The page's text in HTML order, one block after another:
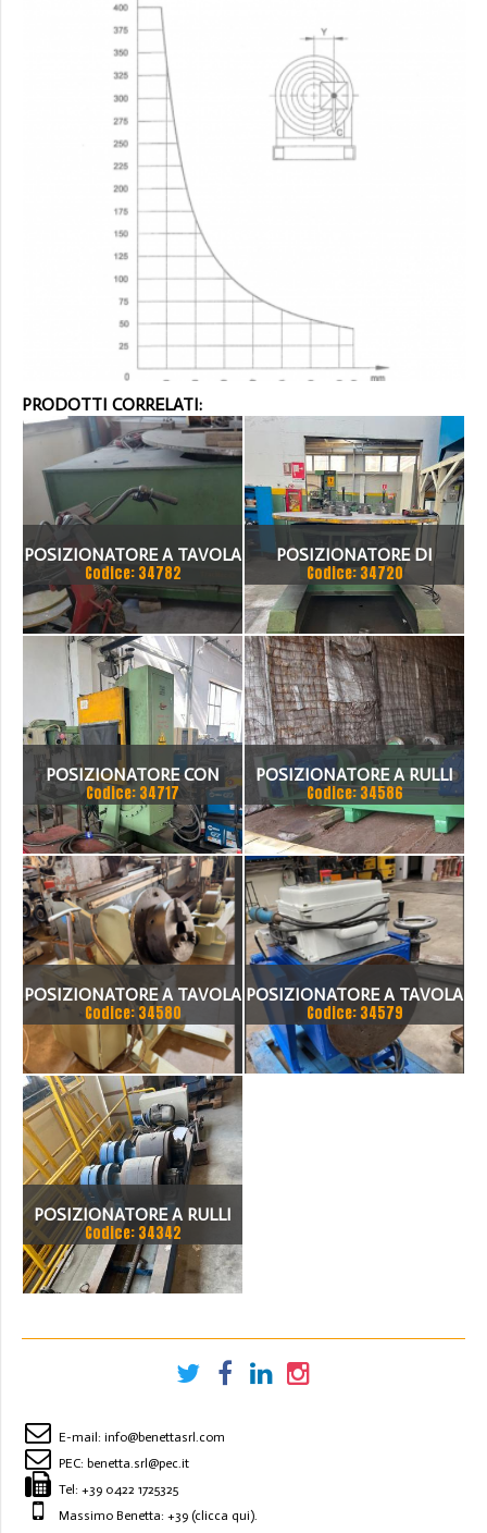
PRODOTTI CORRELATI:
POSIZIONATORE A TAVOLA
SIMAC
Codice: 34782
POSIZIONATORE DI
SALDATURA A TAVOLA
GIREVOLE OLEODINAMICO
MECOME TRP 6000
Codice: 34720
POSIZIONATORE CON
SALDATRICE BASCULANTE
Codice: 34717
POSIZIONATORE A RULLI
FOLLE E MOTORIZZATO
200 TON
Codice: 34586
POSIZIONATORE A TAVOLA
OERLIKON N°2
Codice: 34580
POSIZIONATORE A TAVOLA
GIREVOLE
Codice: 34579
POSIZIONATORE A RULLI
FORME E MOTORIZZATO
30 TON
Codice: 34342
E-mail: info@benettasrl.com
PEC: benetta.srl@pec.it
Tel: +39 0422 1725325
Massimo Benetta: +39 (clicca qui).